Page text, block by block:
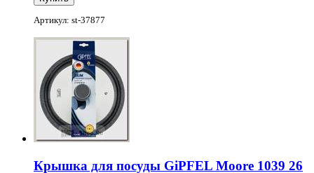
Артикул: st-37877
Крышка для посуды GiPFEL Moore 1039 26